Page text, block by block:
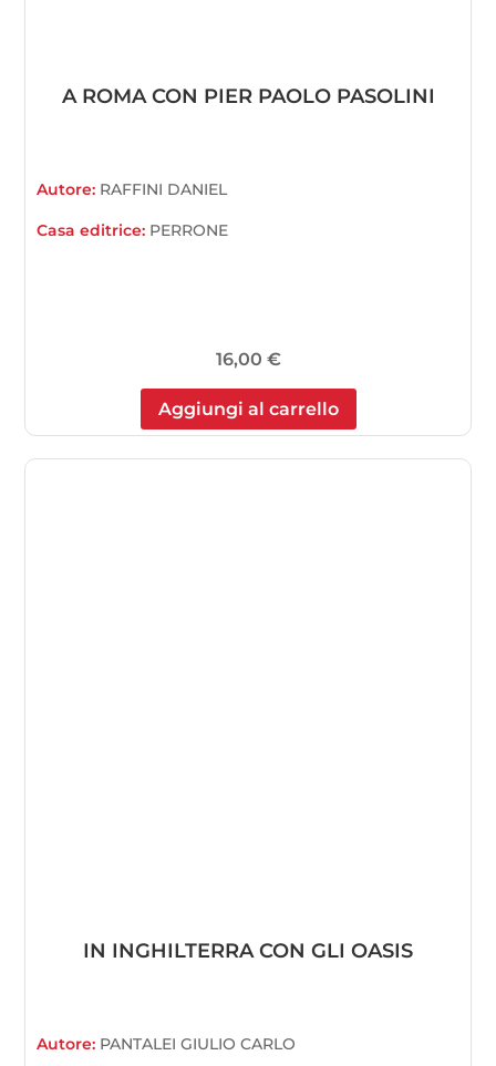
A ROMA CON PIER PAOLO PASOLINI
Autore: RAFFINI DANIEL
Casa editrice: PERRONE
16,00 €
Aggiungi al carrello
IN INGHILTERRA CON GLI OASIS
Autore: PANTALEI GIULIO CARLO